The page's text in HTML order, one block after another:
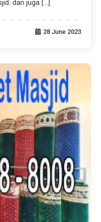
dan juga […]
28 June 2023